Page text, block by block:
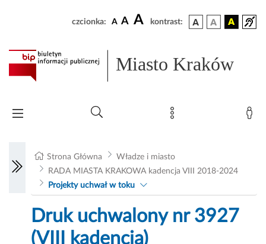
czcionka: A A A kontrast:
Miasto Kraków
Strona Główna
Władze i miasto
RADA MIASTA KRAKOWA kadencja VIII 2018-2024
Projekty uchwał w toku
Druk uchwalony nr 3927
(VIII kadencja)